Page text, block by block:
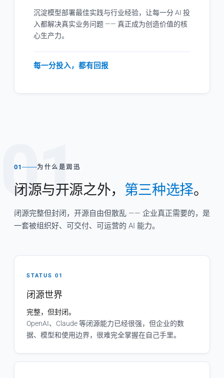
沉淀模型部署最佳实践与行业经验，让每一分 AI 投
入都解决真实业务问题 —— 真正成为创造价值的核
心生产力。
每一分投入，都有回报
01
01 为什么是润迅
闭源与开源之外， 第三种选择。
闭源完整但封闭，开源自由但散乱 —— 企业真正需要的，是
一套被组织好、可交付、可运营的 AI 能力。
STATUS 01
闭源世界
完整，但封闭。
OpenAI、Claude 等闭源能力已经很强，但企业的数
据、模型和使用边界，很难完全掌握在自己手里。